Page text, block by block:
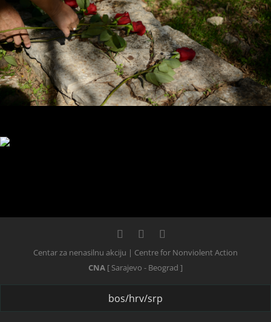
Centar za nenasilnu akciju | Centre for Nonviolent Action
CNA[ Sarajevo - Beograd ]
bos/hrv/srp